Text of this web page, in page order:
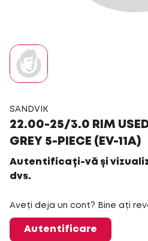
SANDVIK
22.00-25/3.0 RIM
GREY 5-PIECE (EV-11A)
Autentificați-vă și
dvs.
Aveți deja un cont? Bine ați
Autentificare